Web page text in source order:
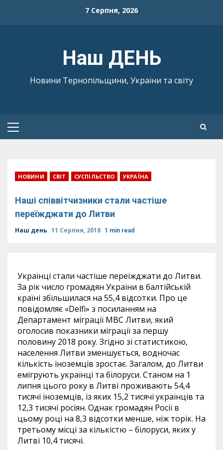
7 Серпня, 2026
Наш ДЕНЬ
Новини Тернопільщини, України та світу
Primary
НОВИНИ СВІТ СУСПІЛЬСТВО УКРАЇНА
Наші співвітчизники стали частіше
переїжджати до Литви
Наш день 11 Серпня, 2018 1 min read
Українці стали частіше переїжджати до Литви.
За рік число громадян України в балтійській
країні збільшилася на 55,4 відсотки. Про це
повідомляє «Delfi» з посиланням на
Департамент міграції МВС Литви, який
оголосив показники міграції за першу
половину 2018 року. Згідно зі статистикою,
населення Литви зменшується, водночас
кількість іноземців зростає. Загалом, до Литви
емігрують українці та білоруси. Станом на 1
липня цього року в Литві проживають 54,4
тисячі іноземців, із яких 15,2 тисячі українців та
12,3 тисячі росіян. Однак громадян Росії в
цьому році на 8,3 відсотки менше, ніж торік. На
третьому місці за кількістю – білоруси, яких у
Литві 10,4 тисячі.